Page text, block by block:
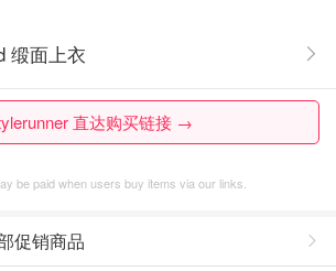
缎面上衣
直达购买链接 →
be paid when users buy items via our links.
促销商品